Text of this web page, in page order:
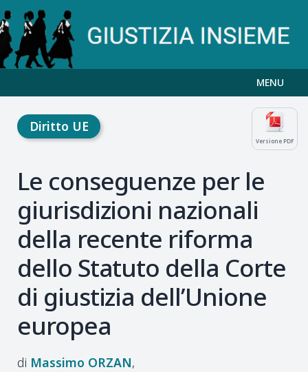
MENU
Versione PDF
Diritto UE
Le conseguenze per le
giurisdizioni nazionali
della recente riforma
dello Statuto della Corte
di giustizia dell’Unione
europea
Massimo ORZAN